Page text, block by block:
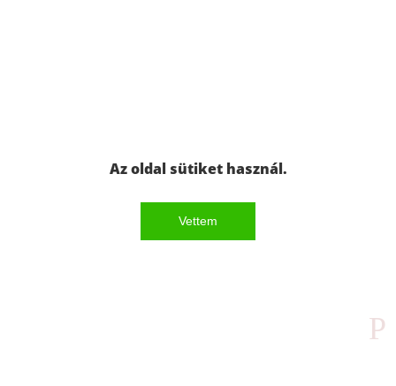
Az oldal sütiket használ.
Vettem